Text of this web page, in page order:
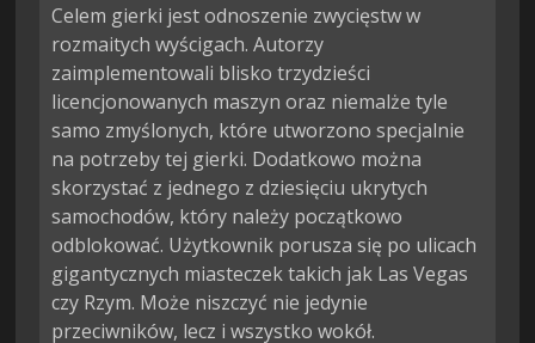
Celem gierki jest odnoszenie zwycięstw w
rozmaitych wyścigach. Autorzy
zaimplementowali blisko trzydzieści
licencjonowanych maszyn oraz niemalże tyle
samo zmyślonych, które utworzono specjalnie
na potrzeby tej gierki. Dodatkowo można
skorzystać z jednego z dziesięciu ukrytych
samochodów, który należy początkowo
odblokować. Użytkownik porusza się po ulicach
gigantycznych miasteczek takich jak Las Vegas
czy Rzym. Może niszczyć nie jedynie
przeciwników, lecz i wszystko wokół.